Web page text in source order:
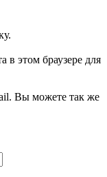
в этом браузере для
Вы можете так же